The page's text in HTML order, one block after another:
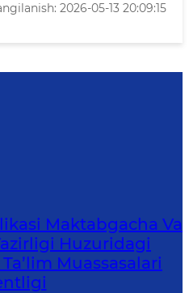
2026-05-13 20:09:15
Maktabgacha Va
Huzuridagi
Muassasalari